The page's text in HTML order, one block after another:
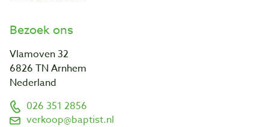
Bezoek ons
Vlamoven 32
6826 TN Arnhem
Nederland
026 351 2856
verkoop@baptist.nl